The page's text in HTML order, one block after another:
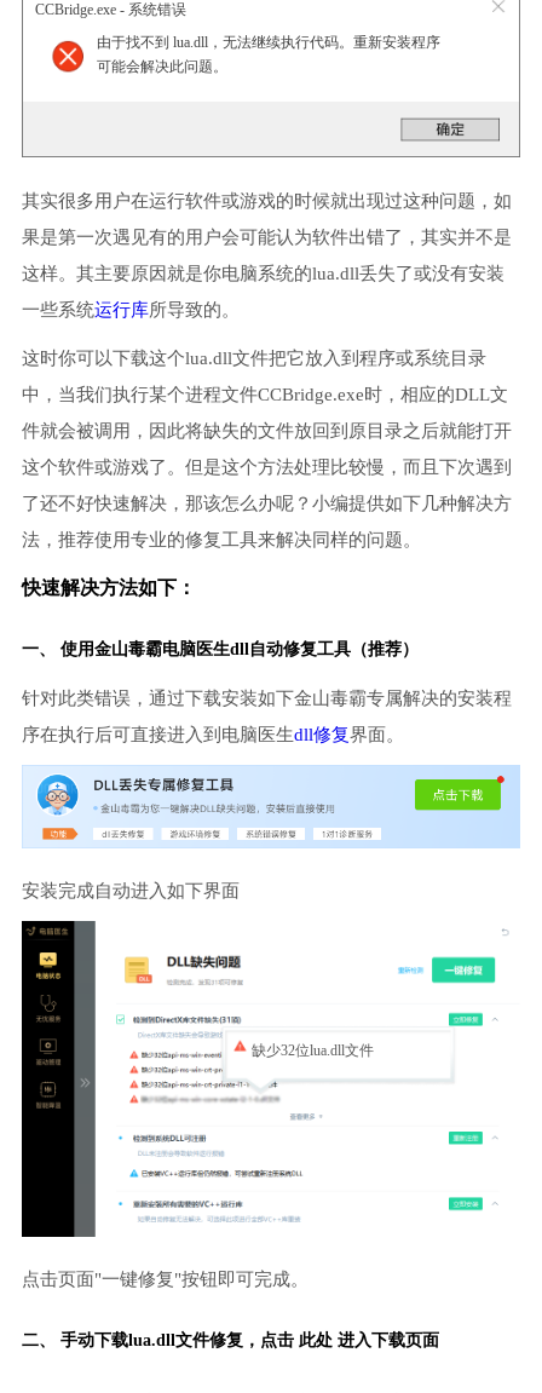
CCBridge.exe - 系统错误
由于找不到 lua.dll，无法继续执行代码。重新安装程序
可能会解决此问题。
其实很多用户在运行软件或游戏的时候就出现过这种问题，如
果是第一次遇见有的用户会可能认为软件出错了，其实并不是
这样。其主要原因就是你电脑系统的lua.dll丢失了或没有安装
一些系统运行库所导致的。
这时你可以下载这个lua.dll文件把它放入到程序或系统目录
中，当我们执行某个进程文件CCBridge.exe时，相应的DLL文
件就会被调用，因此将缺失的文件放回到原目录之后就能打开
这个软件或游戏了。但是这个方法处理比较慢，而且下次遇到
了还不好快速解决，那该怎么办呢？小编提供如下几种解决方
法，推荐使用专业的修复工具来解决同样的问题。
快速解决方法如下：
一、 使用金山毒霸电脑医生dll自动修复工具（推荐）
针对此类错误，通过下载安装如下金山毒霸专属解决的安装程
序在执行后可直接进入到电脑医生dll修复界面。
安装完成自动进入如下界面
缺少32位lua.dll文件
点击页面"一键修复"按钮即可完成。
二、 手动下载lua.dll文件修复， 点击 此处 进入下载页面